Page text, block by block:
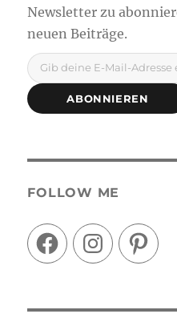
Gib deine E-Mail-Adresse ein ...
ABONNIEREN
FOLLOW ME
FacebookInstagramPinterest